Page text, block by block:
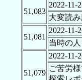
51,083
2022-11-
大変読
51,081
2022-11-
当時の
51,079
2022-11-
ご苦労様